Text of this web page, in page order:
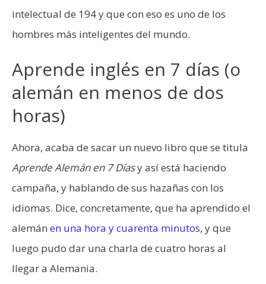
intelectual de 194 y que con eso es uno de los
hombres más inteligentes del mundo.
Aprende inglés en 7 días (o
alemán en menos de dos
horas)
Ahora, acaba de sacar un nuevo libro que se titula
Aprende Alemán en 7 Díasy así está haciendo
campaña, y hablando de sus hazañas con los
idiomas. Dice, concretamente, que ha aprendido el
alemán en una hora y cuarenta minutos, y que
luego pudo dar una charla de cuatro horas al
llegar a Alemania.